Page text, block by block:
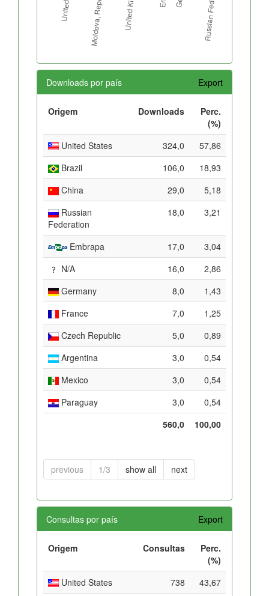
Downloads por país Export
Origem Downloads
Perc.
(%)
United States
324,0
57,86
Brazil
106,0
18,93
China
29,0
5,18
Russian
Federation
18,0 3,21
Embrapa 17,0
3,04
N/A
16,0
2,86
Germany
8,0
1,43
France
7,0
1,25
Czech Republic
5,0
0,89
Argentina
3,0
0,54
Mexico
3,0
0,54
Paraguay
3,0
0,54
560,0
100,00
previous 1/3 show all next
Consultas por país Export
Origem Consultas
Perc.
(%)
United States
738
43,67